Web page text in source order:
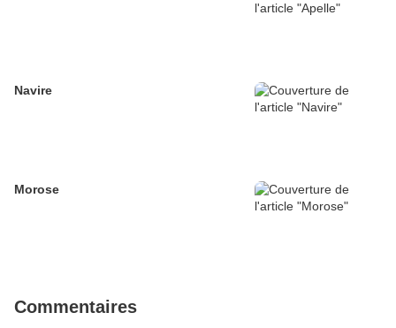
Navire
Morose
Commentaires